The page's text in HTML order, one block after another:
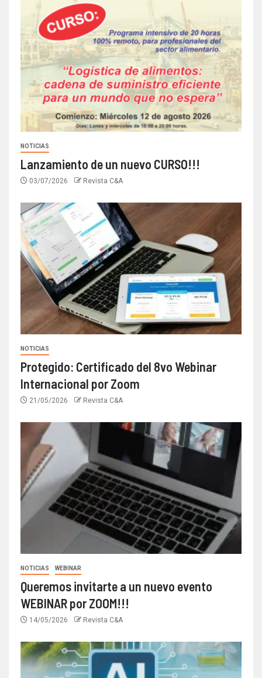
NOTICIAS
Lanzamiento de un nuevo CURSO!!!
03/07/2026 Revista C&A
NOTICIAS
Protegido: Certificado del 8vo Webinar
Internacional por Zoom
21/05/2026 Revista C&A
NOTICIAS WEBINAR
Queremos invitarte a un nuevo evento
WEBINAR por ZOOM!!!
14/05/2026 Revista C&A